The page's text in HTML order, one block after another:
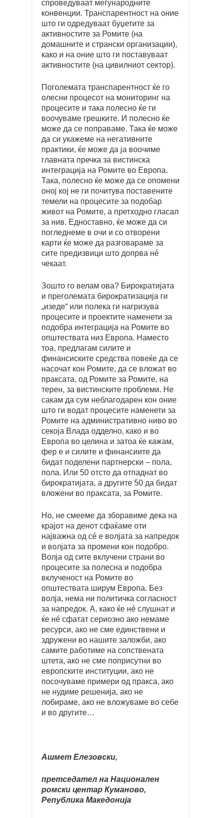
спроведуваат меѓународните
конвенции. Транспарентност на оние
што ги одредуваат буџетите за
активностите за Ромите (на
домашните и странски организации),
како и на оние што ги поставуваат
активностите (на цивилниот сектор).
Поголемата транспарентност ќе го
олесни процесот на мониторинг на
процесите и така полесно ќе ги
воочуваме грешките. И полесно ќе
може да се поправаме. Така ќе може
да си укажеме на негативните
практики, ќе може да ја воочиме
главната пречка за вистинска
интеграција на Ромите во Европа.
Така, полесно ќе може да се опомени
оној кој не ги почитува поставените
темели на процесите за подобар
живот на Ромите, а претходно гласал
за нив. Едноставно, ќе може да си
погледнеме в очи и со отворени
карти ќе може да разговараме за
сите предизвици што допрва нé
чекаат.
Зошто го велам ова? Бирократијата
и преголемата бирократизација ги
„изеде“ или полека ги нагризува
процесите и проектите наменети за
подобра интеграција на Ромите во
општествата низ Европа. Наместо
тоа, предлагам силите и
финансиските средства повеќе да се
насочат кон Ромите, да се вложат во
праксата, од Ромите за Ромите, на
терен, за вистинските проблеми. Не
сакам да сум неблагодарен кон оние
што ги водат процесите наменети за
Ромите на административно ниво во
секоја Влада одделно, како и во
Европа во целина и затоа ќе кажам,
фер е и силите и финансиите да
бидат поделени партнерски – пола,
пола. Или 50 отсто да отпаднат во
бирократијата, а другите 50 да бидат
вложени во праксата, за Ромите.
Но, не смееме да зборавиме дека на
крајот на денот сфаќаме оти
најважна од сé е волјата за напредок
и волјата за промени кон подобро.
Волја од сите вклучени страни во
процесите за полесна и подобра
вклученост на Ромите во
општествата ширум Европа. Без
волја, нема ни политичка согласност
за напредок. А, како ќе нé слушнат и
ќе нé сфатат сериозно ако немаме
ресурси, ако не сме единствени и
здружени во нашите заложби, ако
самите работиме на сопствената
штета, ако не сме поприсутни во
европските институции, ако не
посочуваме примери од пракса, ако
не нудиме решенија, ако не
лобираме, ако не вложуваме во себе
и во другите…
Ашмет Елезовски,
претседател на Национален
ромски центар Куманово,
Република Македонија